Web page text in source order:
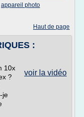
appareil photo
Haut de page
:
voir la vidéo
10x
?
je